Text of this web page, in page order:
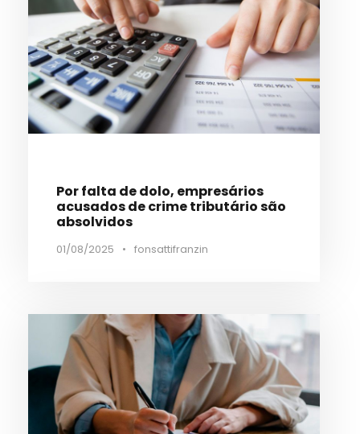
Por falta de dolo, empresários
acusados de crime tributário são
absolvidos
01/08/2025 • fonsattifranzin